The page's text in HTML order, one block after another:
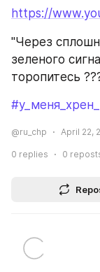
https://
"Через
зеленого
торопитесь
@ru_chp April 22,
0 replies 0